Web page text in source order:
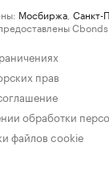
Мосбиржа Санкт-
Cbonds.
прав
обработки
файлов cookie